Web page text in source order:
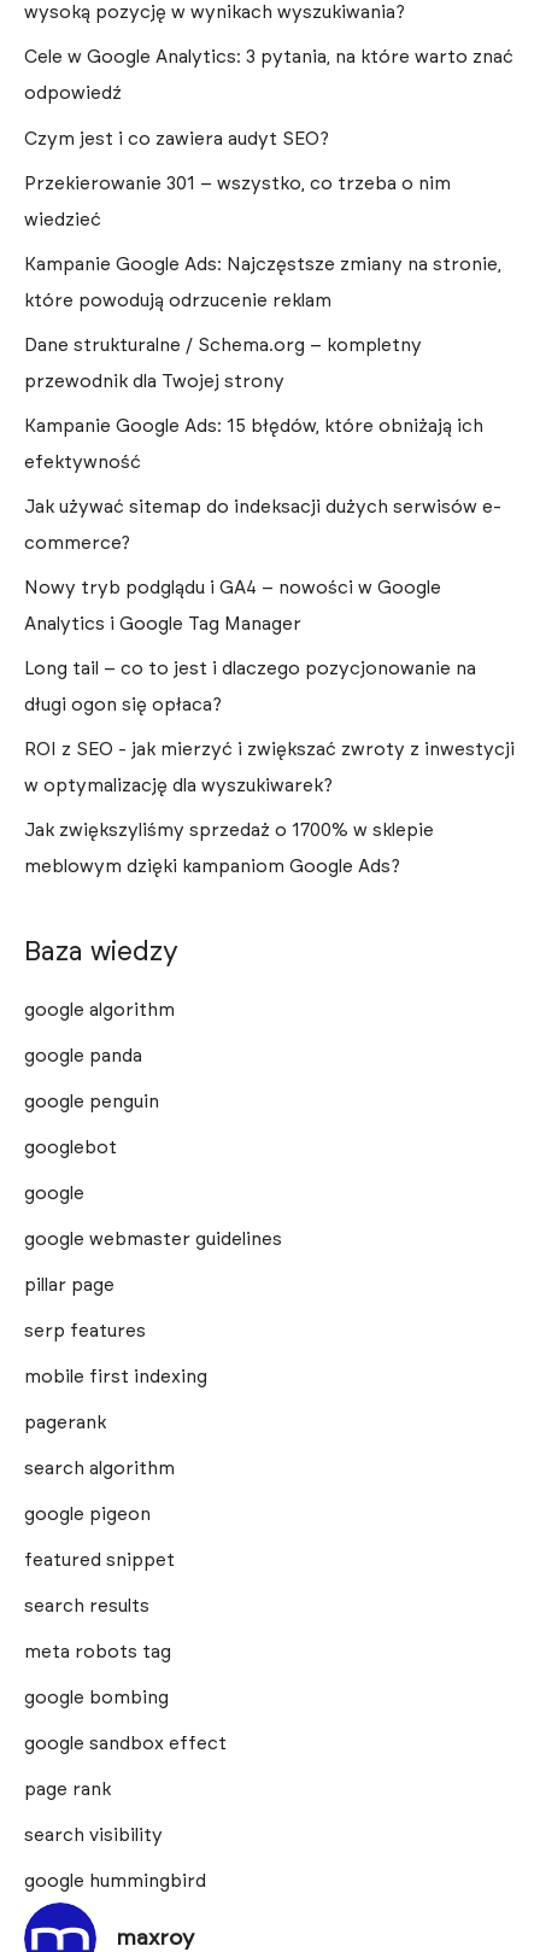
wysoką pozycję w wynikach wyszukiwania?
Cele w Google Analytics: 3 pytania, na które warto znać
odpowiedź
Czym jest i co zawiera audyt SEO?
Przekierowanie 301 – wszystko, co trzeba o nim
wiedzieć
Kampanie Google Ads: Najczęstsze zmiany na stronie,
które powodują odrzucenie reklam
Dane strukturalne / Schema.org – kompletny
przewodnik dla Twojej strony
Kampanie Google Ads: 15 błędów, które obniżają ich
efektywność
Jak używać sitemap do indeksacji dużych serwisów e-
commerce?
Nowy tryb podglądu i GA4 – nowości w Google
Analytics i Google Tag Manager
Long tail – co to jest i dlaczego pozycjonowanie na
długi ogon się opłaca?
ROI z SEO - jak mierzyć i zwiększać zwroty z inwestycji
w optymalizację dla wyszukiwarek?
Jak zwiększyliśmy sprzedaż o 1700% w sklepie
meblowym dzięki kampaniom Google Ads?
Baza wiedzy
google algorithm
google panda
google penguin
googlebot
google
google webmaster guidelines
pillar page
serp features
mobile first indexing
pagerank
search algorithm
google pigeon
featured snippet
search results
meta robots tag
google bombing
google sandbox effect
page rank
search visibility
google hummingbird
maxroy